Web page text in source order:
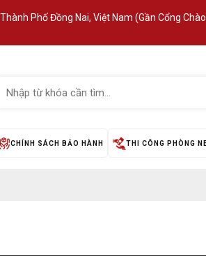
Phố Đồng Nai, Việt Nam (Gần Cổng
CHÍNH SÁCH BẢO HÀNH THI CÔNG PHÒNG